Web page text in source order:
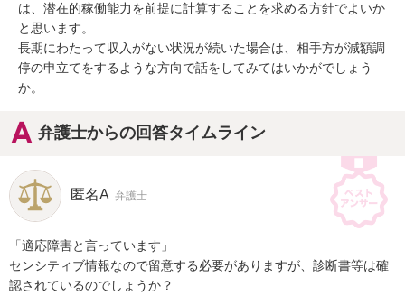
は、潜在的稼働能力を前提に計算することを求める方針でよいか
と思います。
長期にわたって収入がない状況が続いた場合は、相手方が減額調
停の申立てをするような方向で話をしてみてはいかがでしょう
か。
弁護士からの回答タイムライン
匿名A 弁護士
「適応障害と言っています」
センシティブ情報なので留意する必要がありますが、診断書等は確
認されているのでしょうか？